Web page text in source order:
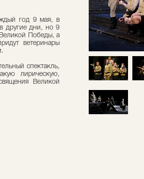
год 9 мая, в
другие дни, но 9
Победы, а
ветеринары
спектакль,
лирическую,
Великой